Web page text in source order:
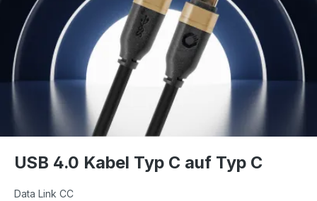
USB 4.0 Kabel Typ C auf Typ C
Data Link CC